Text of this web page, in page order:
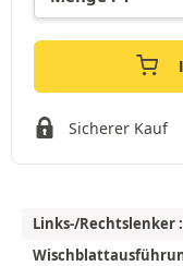
Sicherer Kauf
Links-/Rechtslenker :